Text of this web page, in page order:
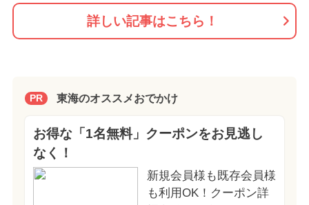
詳しい記事はこちら！
PR 東海のオススメおでかけ
お得な「1名無料」クーポンをお見逃し
なく！
新規会員様も既存会員様
も利用OK！クーポン詳